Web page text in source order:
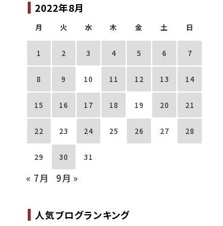
2022年8月
月 火 水 木 金 土 日
1 2 3 4 5 6 7
8 9 10 11 12 13 14
15 16 17 18 19 20 21
22 23 24 25 26 27 28
29 30 31
« 7月 9月 »
人気ブログランキング